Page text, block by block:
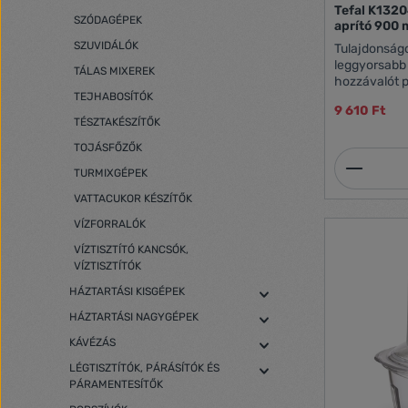
SZÓDAGÉPEK
SZUVIDÁLÓK
TÁLAS MIXEREK
TEJHABOSÍTÓK
TÉSZTAKÉSZÍTŐK
TOJÁSFŐZŐK
TURMIXGÉPEK
VATTACUKOR KÉSZÍTŐK
VÍZFORRALÓK
VÍZTISZTÍTÓ KANCSÓK,
VÍZTISZTÍTÓK
HÁZTARTÁSI KISGÉPEK
HÁZTARTÁSI NAGYGÉPEK
KÁVÉZÁS
LÉGTISZTÍTÓK, PÁRÁSÍTÓK ÉS
PÁRAMENTESÍTŐK
Tefal
aprító 900
hozzávalót
otthoni
kései
és néhány
művelet. APRÍTSON FEL MINDENT, AMIT
CSAK
9 610 Ft